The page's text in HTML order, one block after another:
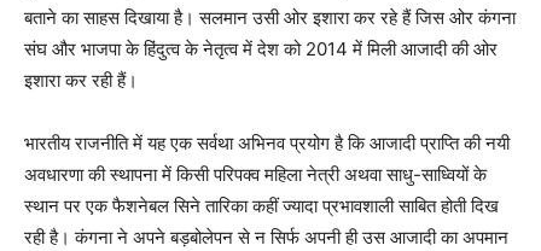
बताने का साहस दिखाया है। सलमान उसी ओर इशारा कर रहे हैं जिस ओर कंगना
संघ और भाजपा के हिंदुत्व के नेतृत्व में देश को 2014 में मिली आजादी की ओर
इशारा कर रही हैं।
भारतीय राजनीति में यह एक सर्वथा अभिनव प्रयोग है कि आजादी प्राप्ति की नयी
अवधारणा की स्थापना में किसी परिपक्व महिला नेत्री अथवा साधु-साध्वियों के
स्थान पर एक फैशनेबल सिने तारिका कहीं ज्यादा प्रभावशाली साबित होती दिख
रही है। कंगना ने अपने बड़बोलेपन से न सिर्फ अपनी ही उस आजादी का अपमान